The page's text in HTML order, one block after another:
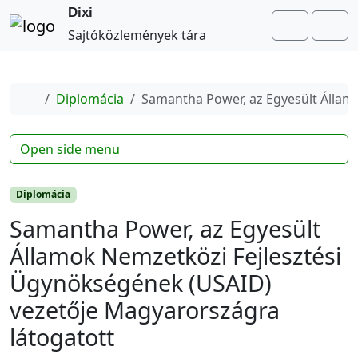
Dixi
Sajtóközlemények tára
Home
Diplomácia Samantha Power, az Egyesült
Diplomácia
Samantha Power, az Egyesült
Államok Nemzetközi Fejlesztési
Ügynökségének (USAID)
vezetője Magyarországra
látogatott
Open side menu